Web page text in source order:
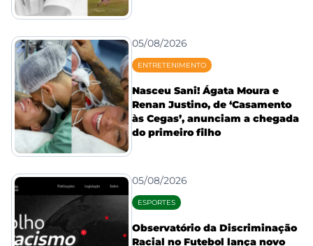
05/08/2026
ENTRETENIMENTO
Nasceu Sani! Ágata Moura e
Renan Justino, de ‘Casamento
às Cegas’, anunciam a chegada
do primeiro filho
05/08/2026
ESPORTES
Observatório da Discriminação
Racial no Futebol lança novo